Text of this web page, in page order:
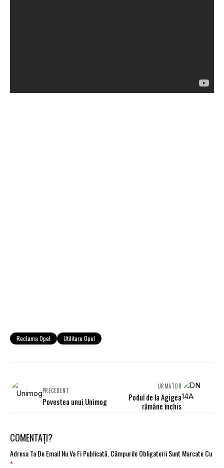
Reclama Opel Utilitare Opel
PRECEDENT
Povestea unui Unimog
URMĂTOR
Podul de la Agigea
rămâne închis
COMENTAȚI?
Adresa Ta De Email Nu Va Fi Publicată.Câmpurile Obligatorii Sunt Marcate Cu
*